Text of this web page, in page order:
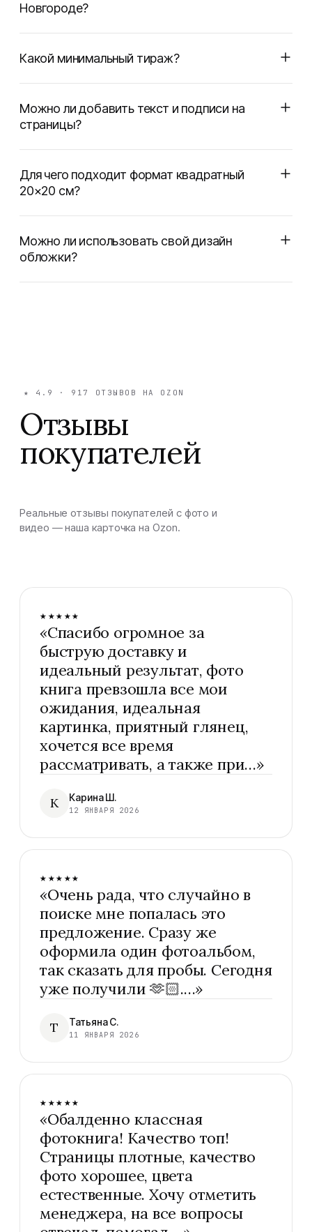
Новгороде?
Какой минимальный тираж?
Можно ли добавить текст и подписи на
страницы?
Для чего подходит формат квадратный
20×20 см?
Можно ли использовать свой дизайн
обложки?
★ 4.9 · 917 ОТЗЫВОВ НА OZON
Отзывы
покупателей
Реальные отзывы покупателей с фото и
видео — наша карточка на Ozon.
★★★★★
«Спасибо огромное за
быструю доставку и
идеальный результат, фото
книга превзошла все мои
ожидания, идеальная
картинка, приятный глянец,
хочется все время
рассматривать, а также при…»
К Карина Ш.
12 ЯНВАРЯ 2026
★★★★★
«Очень рада, что случайно в
поиске мне попалась это
предложение. Сразу же
оформила один фотоальбом,
так сказать для пробы. Сегодня
уже получили 🫶🏻.…»
Т Татьяна С.
11 ЯНВАРЯ 2026
★★★★★
«Обалденно классная
фотокнига! Качество топ!
Страницы плотные, качество
фото хорошее, цвета
естественные. Хочу отметить
менеджера, на все вопросы